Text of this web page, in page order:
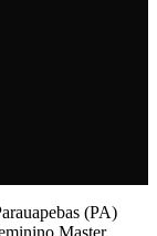
(PA)
Master